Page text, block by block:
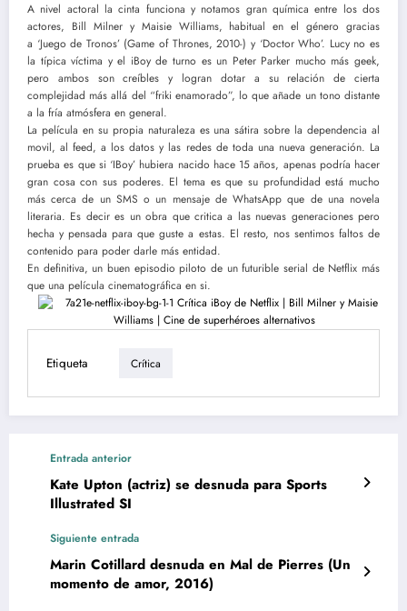
A nivel actoral la cinta funciona y notamos gran química entre los dos
actores, Bill Milner y Maisie Williams, habitual en el género gracias
a ‘Juego de Tronos’ (Game of Thrones, 2010-) y ‘Doctor Who’. Lucy no es
la típica víctima y el iBoy de turno es un Peter Parker mucho más geek,
pero ambos son creíbles y logran dotar a su relación de cierta
complejidad más allá del “friki enamorado”, lo que añade un tono distante
a la fría atmósfera en general.
La película en su propia naturaleza es una sátira sobre la dependencia al
movil, al feed, a los datos y las redes de toda una nueva generación. La
prueba es que si ‘IBoy’ hubiera nacido hace 15 años, apenas podría hacer
gran cosa con sus poderes. El tema es que su profundidad está mucho
más cerca de un SMS o un mensaje de WhatsApp que de una novela
literaria. Es decir es un obra que critica a las nuevas generaciones pero
hecha y pensada para que guste a estas. El resto, nos sentimos faltos de
contenido para poder darle más entidad.
En definitiva, un buen episodio piloto de un futurible serial de Netflix más
que una película cinematográfica en si.
Etiqueta Crítica
Entrada anterior
Kate Upton (actriz) se desnuda para Sports
Illustrated SI
Siguiente entrada
Marin Cotillard desnuda en Mal de Pierres (Un
momento de amor, 2016)